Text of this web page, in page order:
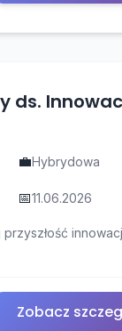
ds.
💼Hybrydowa
📅11.06.2026
przyszłość
Zobacz